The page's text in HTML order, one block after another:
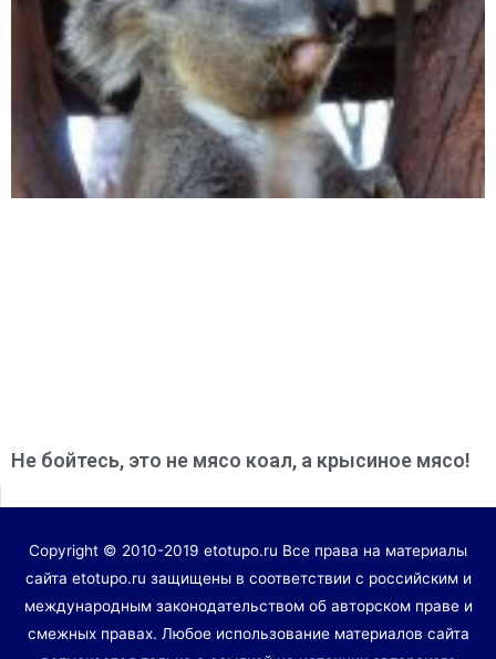
Не бойтесь, это не мясо коал, а крысиное мясо!
Copyright © 2010-2019 etotupo.ru Все права на материалы
сайта etotupo.ru защищены в соответствии с российским и
международным законодательством об авторском праве и
смежных правах. Любое использование материалов сайта